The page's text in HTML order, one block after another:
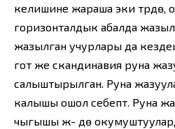
келишине жараша эки түрдө,
горизонталдык абалда
жазылган учурлары да
гот же скандинавия руна
салыштырылган. Руна
калышы ошол себептүү. Руна
чыгышы ж- дө